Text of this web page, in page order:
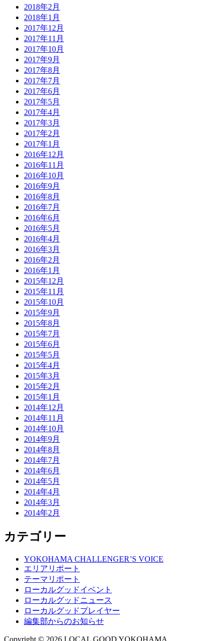
2018年2月
2018年1月
2017年12月
2017年11月
2017年10月
2017年9月
2017年8月
2017年7月
2017年6月
2017年5月
2017年4月
2017年3月
2017年2月
2017年1月
2016年12月
2016年11月
2016年10月
2016年9月
2016年8月
2016年7月
2016年6月
2016年5月
2016年4月
2016年3月
2016年2月
2016年1月
2015年12月
2015年11月
2015年10月
2015年9月
2015年8月
2015年7月
2015年6月
2015年5月
2015年4月
2015年3月
2015年2月
2015年1月
2014年12月
2014年11月
2014年10月
2014年9月
2014年8月
2014年7月
2014年6月
2014年5月
2014年4月
2014年3月
2014年2月
カテゴリー
YOKOHAMA CHALLENGER’S VOICE
エリアリポート
テーマリポート
ローカルグッドイベント
ローカルグッドニュース
ローカルグッドプレイヤー
編集部からのお知らせ
Copyright © 2026 LOCAL GOOD YOKOHAMA